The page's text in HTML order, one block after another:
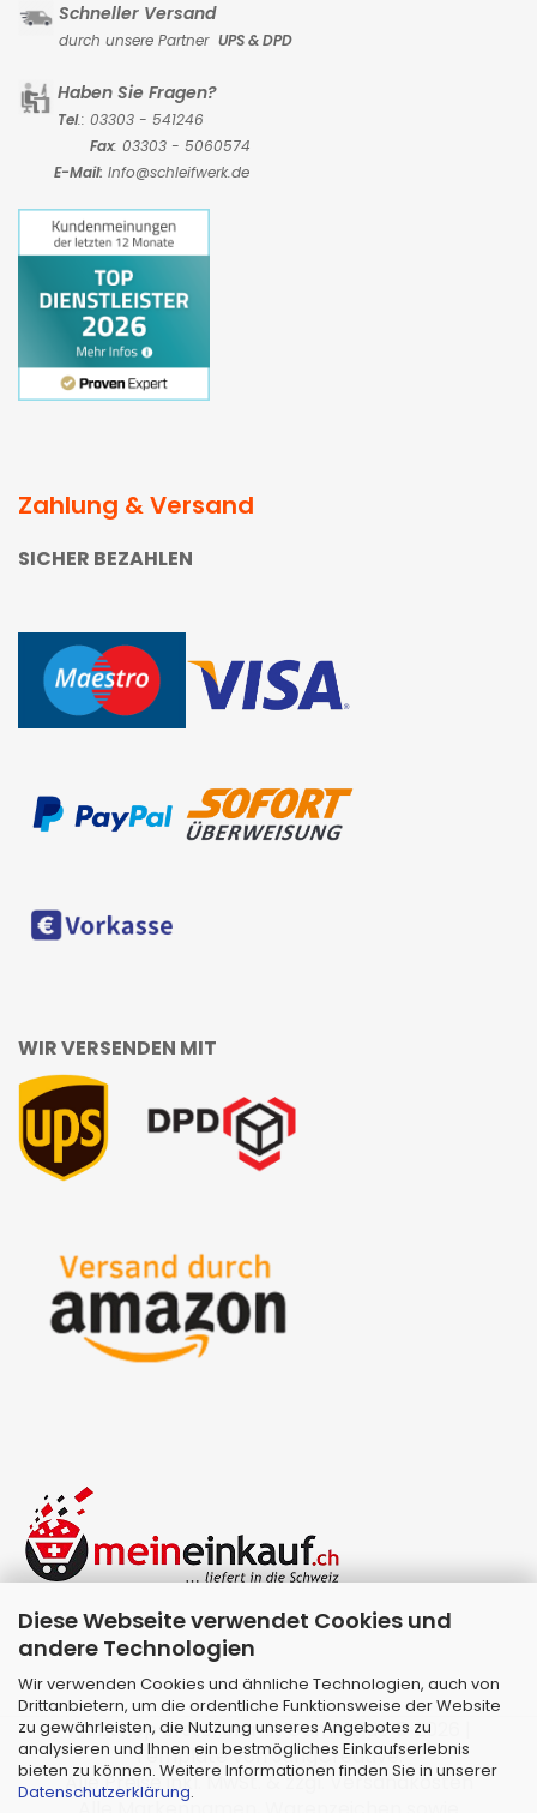
Diese Webseite verwendet Cookies und
andere Technologien
Wir verwenden Cookies und ähnliche Technologien, auch von
Drittanbietern, um die ordentliche Funktionsweise der Website
zu gewährleisten, die Nutzung unseres Angebotes zu
analysieren und Ihnen ein bestmögliches Einkaufserlebnis
bieten zu können. Weitere Informationen finden Sie in unserer
Datenschutzerklärung.
Schneller Versand
durch unsere Partner UPS & DPD
Haben Sie Fragen?
Tel.: 03303 - 541246
Fax: 03303 - 5060574
E-Mail: Info@schleifwerk.de
Zahlung & Versand
SICHER BEZAHLEN
WIR VERSENDEN MIT
Webshop erstellenmit Gambio.de © 2026 |
Template vonJungCreative.
Alle Preise inkl. MwSt. & zzgl. Versandkosten